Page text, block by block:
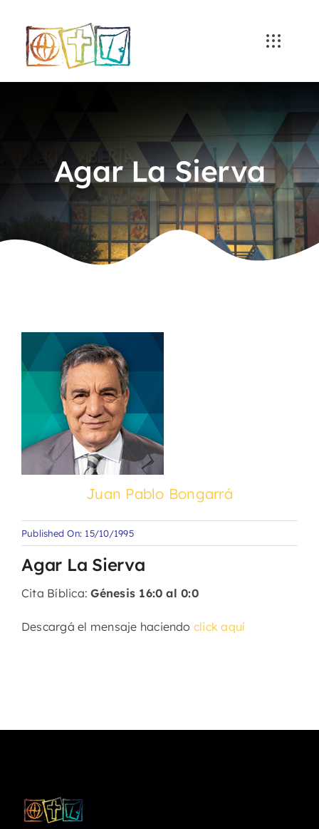
content
Agar La Sierva
Juan Pablo Bongarrá
Published On: 15/10/1995
Agar La Sierva
Cita Bíblica:Génesis 16:0 al 0:0
Descargá el mensaje haciendo click aquí